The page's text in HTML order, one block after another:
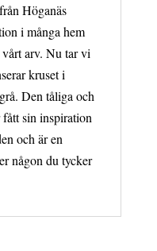
Höganäs
i många hem
arv. Nu tar vi
kruset i
Den tåliga och
sin inspiration
och är en
någon du tycker